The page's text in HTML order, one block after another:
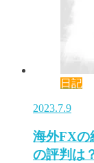
日記
2023.7.9
海外FXの
の評判は